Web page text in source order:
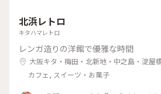
北浜レトロ
キタハマレトロ
レンガ造りの洋館で優雅な時間
大阪キタ・梅田・北新地・中之島・淀屋
カフェ, スイーツ・お菓子